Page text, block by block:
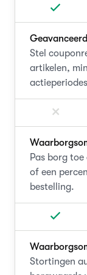
Stel
artikelen,
Pas borg
of een
bestelling.
Stortingen